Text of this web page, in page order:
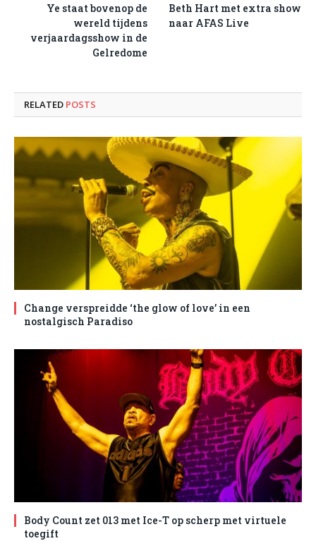
Ye staat bovenop de
wereld tijdens
verjaardagsshow in de
Gelredome
Beth Hart met extra show
naar AFAS Live
RELATED POSTS
Change verspreidde ‘the glow of love’ in een
nostalgisch Paradiso
Body Count zet 013 met Ice-T op scherp met virtuele
toegift